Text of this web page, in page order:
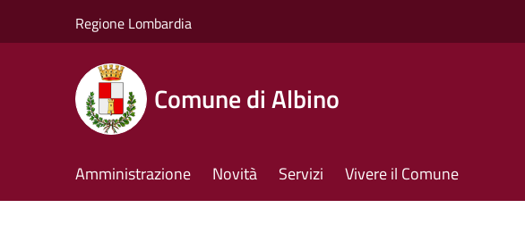
Regione Lombardia
Comune di Albino
Amministrazione Novità Servizi Vivere il Comune